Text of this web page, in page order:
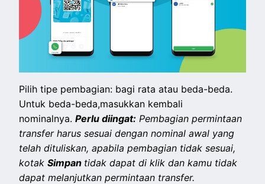
Pilih tipe pembagian: bagi rata atau beda-beda.
Untuk beda-beda,masukkan kembali
nominalnya.Perlu diingat: Pembagian permintaan
transfer harus sesuai dengan nominal awal yang
telah dituliskan, apabila pembagian tidak sesuai,
kotakSimpan tidak dapat di klik dan kamu tidak
dapat melanjutkan permintaan transfer.